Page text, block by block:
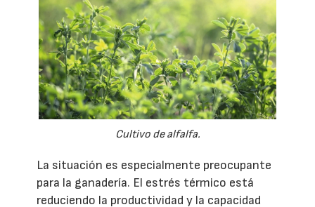
Cultivo de alfalfa.
La situación es especialmente preocupante
para la ganadería. El estrés térmico está
reduciendo la productividad y la capacidad